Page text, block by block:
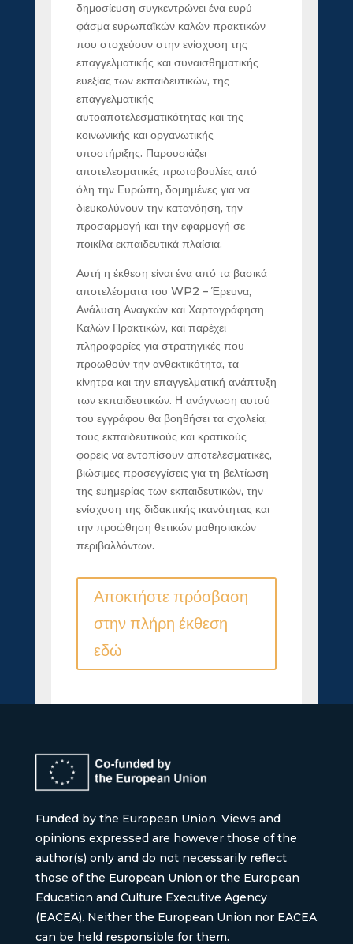
δημοσίευση συγκεντρώνει ένα ευρύ
φάσμα ευρωπαϊκών καλών πρακτικών
που στοχεύουν στην ενίσχυση της
επαγγελματικής και συναισθηματικής
ευεξίας των εκπαιδευτικών, της
επαγγελματικής
αυτοαποτελεσματικότητας και της
κοινωνικής και οργανωτικής
υποστήριξης. Παρουσιάζει
αποτελεσματικές πρωτοβουλίες από
όλη την Ευρώπη, δομημένες για να
διευκολύνουν την κατανόηση, την
προσαρμογή και την εφαρμογή σε
ποικίλα εκπαιδευτικά πλαίσια.
Αυτή η έκθεση είναι ένα από τα βασικά
αποτελέσματα του WP2 – Έρευνα,
Ανάλυση Αναγκών και Χαρτογράφηση
Καλών Πρακτικών, και παρέχει
πληροφορίες για στρατηγικές που
προωθούν την ανθεκτικότητα, τα
κίνητρα και την επαγγελματική ανάπτυξη
των εκπαιδευτικών. Η ανάγνωση αυτού
του εγγράφου θα βοηθήσει τα σχολεία,
τους εκπαιδευτικούς και κρατικούς
φορείς να εντοπίσουν αποτελεσματικές,
βιώσιμες προσεγγίσεις για τη βελτίωση
της ευημερίας των εκπαιδευτικών, την
ενίσχυση της διδακτικής ικανότητας και
την προώθηση θετικών μαθησιακών
περιβαλλόντων.
Αποκτήστε πρόσβαση
στην πλήρη έκθεση
εδώ
Funded by the European Union. Views and
opinions expressed are however those of the
author(s) only and do not necessarily reflect
those of the European Union or the European
Education and Culture Executive Agency
(EACEA). Neither the European Union nor EACEA
can be held responsible for them.